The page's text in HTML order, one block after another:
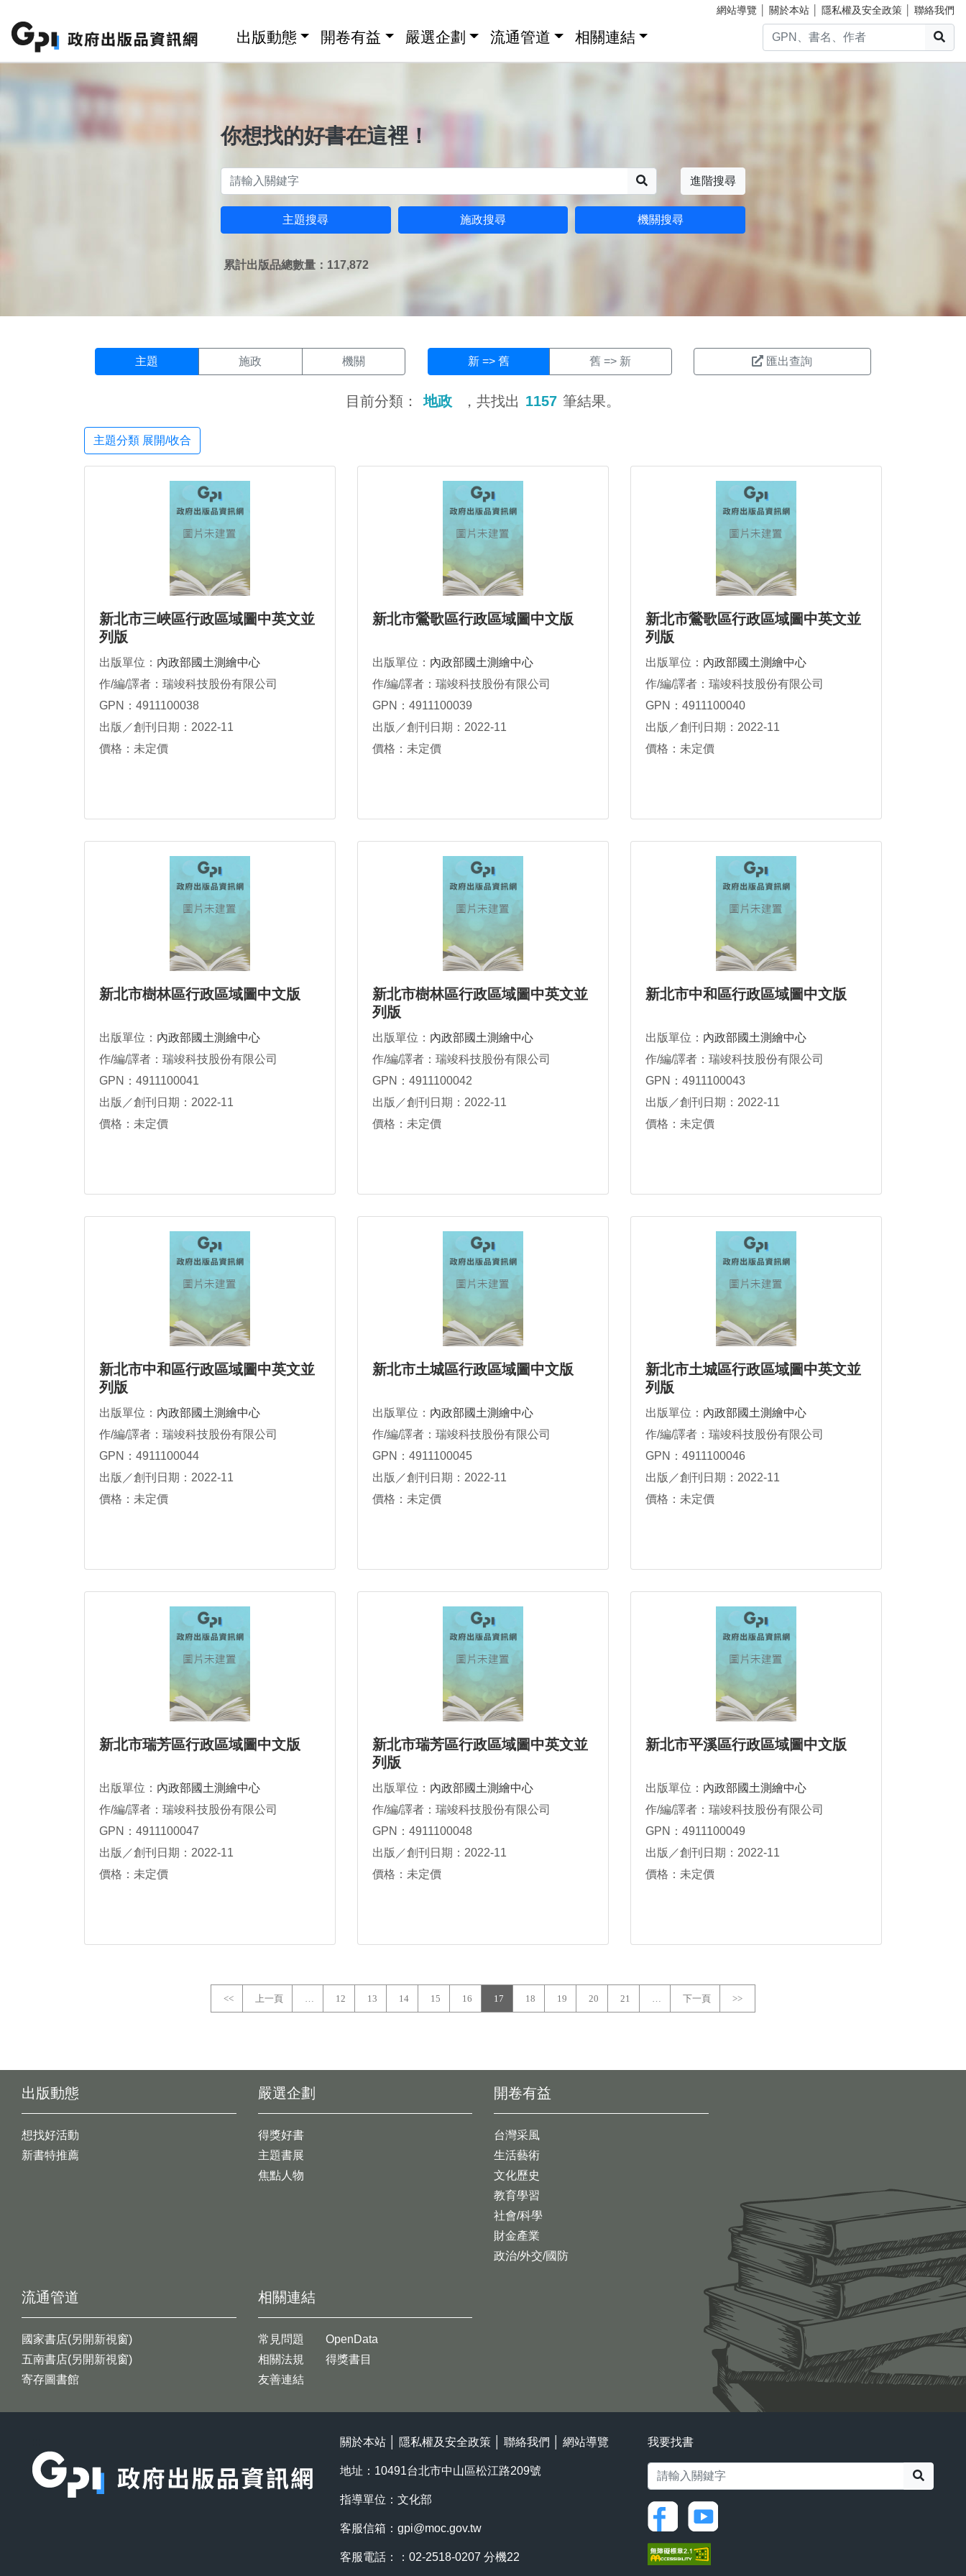
網站導覽 關於本站 隱私權及安全政策 聯絡我們
出版動態 開卷有益 嚴選企劃 流通管道 相關連結
你想找的好書在這裡！
進階搜尋
主題搜尋 施政搜尋 機關搜尋
累計出版品總數量：117,872
主題 施政 機關 新 => 舊 舊 => 新 匯出查詢
目前分類： 地政 ，共找出 1157 筆結果。
主題分類 展開/收合
新北市三峽區行政區域圖中英文並
列版
出版單位： 內政部國土測繪中心
作/編/譯者：瑞竣科技股份有限公司
GPN：4911100038
出版／創刊日期：2022-11
價格：未定價
新北市鶯歌區行政區域圖中文版
出版單位： 內政部國土測繪中心
作/編/譯者：瑞竣科技股份有限公司
GPN：4911100039
出版／創刊日期：2022-11
價格：未定價
新北市鶯歌區行政區域圖中英文並
列版
出版單位： 內政部國土測繪中心
作/編/譯者：瑞竣科技股份有限公司
GPN：4911100040
出版／創刊日期：2022-11
價格：未定價
新北市樹林區行政區域圖中文版
出版單位： 內政部國土測繪中心
作/編/譯者：瑞竣科技股份有限公司
GPN：4911100041
出版／創刊日期：2022-11
價格：未定價
新北市樹林區行政區域圖中英文並
列版
出版單位： 內政部國土測繪中心
作/編/譯者：瑞竣科技股份有限公司
GPN：4911100042
出版／創刊日期：2022-11
價格：未定價
新北市中和區行政區域圖中文版
出版單位： 內政部國土測繪中心
作/編/譯者：瑞竣科技股份有限公司
GPN：4911100043
出版／創刊日期：2022-11
價格：未定價
新北市中和區行政區域圖中英文並
列版
出版單位： 內政部國土測繪中心
作/編/譯者：瑞竣科技股份有限公司
GPN：4911100044
出版／創刊日期：2022-11
價格：未定價
新北市土城區行政區域圖中文版
出版單位： 內政部國土測繪中心
作/編/譯者：瑞竣科技股份有限公司
GPN：4911100045
出版／創刊日期：2022-11
價格：未定價
新北市土城區行政區域圖中英文並
列版
出版單位： 內政部國土測繪中心
作/編/譯者：瑞竣科技股份有限公司
GPN：4911100046
出版／創刊日期：2022-11
價格：未定價
新北市瑞芳區行政區域圖中文版
出版單位： 內政部國土測繪中心
作/編/譯者：瑞竣科技股份有限公司
GPN：4911100047
出版／創刊日期：2022-11
價格：未定價
新北市瑞芳區行政區域圖中英文並
列版
出版單位： 內政部國土測繪中心
作/編/譯者：瑞竣科技股份有限公司
GPN：4911100048
出版／創刊日期：2022-11
價格：未定價
新北市平溪區行政區域圖中文版
出版單位： 內政部國土測繪中心
作/編/譯者：瑞竣科技股份有限公司
GPN：4911100049
出版／創刊日期：2022-11
價格：未定價
<< 上一頁 … 12 13 14 15 16 17 18 19 20 21 … 下一頁 >>
出版動態
想找好活動
新書特推薦
開卷有益
台灣采風
生活藝術
文化歷史
教育學習
社會/科學
財金產業
政治/外交/國防
嚴選企劃
得獎好書
主題書展
焦點人物
流通管道
國家書店(另開新視窗)
五南書店(另開新視窗)
寄存圖書館
相關連結
常見問題
相關法規
友善連結
OpenData
得獎書目
關於本站 隱私權及安全政策 聯絡我們 網站導覽
地址：10491台北市中山區松江路209號
指導單位：文化部
客服信箱： gpi@moc.gov.tw
客服電話：：02-2518-0207 分機22
我要找書